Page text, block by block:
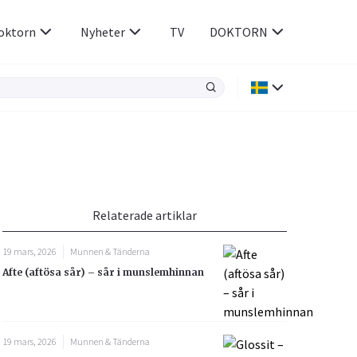
Rörelseapparaten
Sex & Samliv
Sömn & Stress
Nyheter TV DOKTORN
Relaterade artiklar
19 mars, 2026
Munnen & Tänderna
Afte (aftösa sår) – sår i munslemhinnan
19 mars, 2026
Munnen & Tänderna